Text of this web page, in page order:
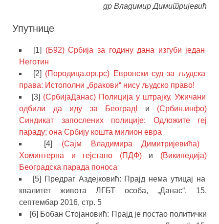
др Владимир Димитријевић
Упутнице
[1] (Б92) Србија за годину дана изгуби један
Неготин
[2] (Породица.орг.рс) Европски суд за људска
права: Истополни „бракови“ нису људско право!
[3] (СрбијаДанас) Полиција у штрајку, Ужичани
одбили да иду за Београд! и (Србин.инфо)
Синдикат запослених полиције: Одложите геј
параду; она Србију кошта милион евра
[4] (Сајм Владимира Димитријевића)
Хоминтерна и гејстапо (ПДФ)и (Википедија)
Београдска парада поноса
[5] Предраг Аздејковић: Прајд нема утицај на
квалитет живота ЛГБТ особа, „Данас“, 15.
септембар 2016, стр. 5
[6] Бобан Стојановић: Прајд је постао политички